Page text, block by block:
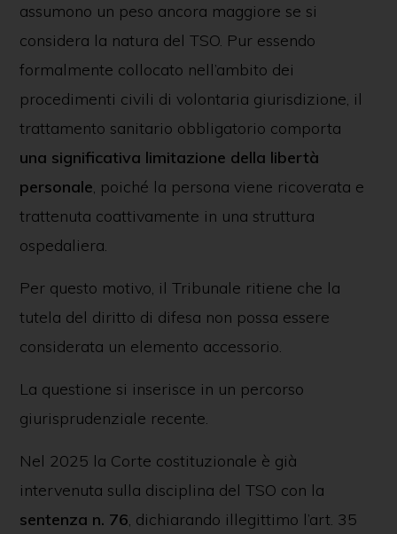
assumono un peso ancora maggiore se si
considera la natura del TSO. Pur essendo
formalmente collocato nell’ambito dei
procedimenti civili di volontaria giurisdizione, il
trattamento sanitario obbligatorio comporta
una significativa limitazione della libertà
personale, poiché la persona viene ricoverata e
trattenuta coattivamente in una struttura
ospedaliera.
Per questo motivo, il Tribunale ritiene che la
tutela del diritto di difesa non possa essere
considerata un elemento accessorio.
La questione si inserisce in un percorso
giurisprudenziale recente.
Nel 2025 la Corte costituzionale è già
intervenuta sulla disciplina del TSO con la
sentenza n. 76, dichiarando illegittimo l’art. 35